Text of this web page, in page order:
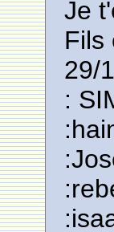
Je
Fils
29/
: